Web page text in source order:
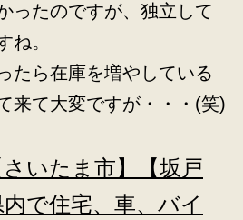
ったのですが、独立して
ね。
たら在庫を増やしている
来て大変ですが・・・(笑)
さいたま市】【坂戸
で住宅、車、バイ